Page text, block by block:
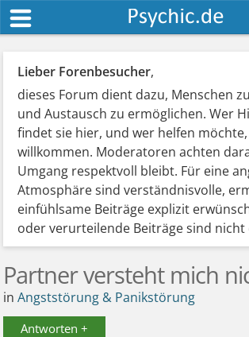
Lieber Forenbesucher,
dieses Forum dient dazu, Menschen
und Austausch zu ermöglichen. Wer
findet sie hier, und wer helfen
willkommen. Moderatoren achten
Umgang respektvoll bleibt. Für eine
Atmosphäre sind verständnisvolle,
einfühlsame Beiträge explizit
oder verurteilende Beiträge sind nicht
Partner versteht mich
inAngststörung & Panikstörung
Antworten +